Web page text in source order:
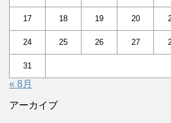
17 18 19 20
24 25 26 27
31
« 8月
アーカイブ